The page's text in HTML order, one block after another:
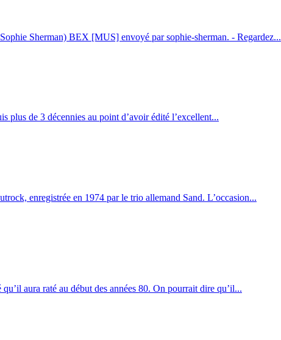
Sherman) BEX [MUS] envoyé par sophie-sherman. - Regardez...
de 3 décennies au point d’avoir édité l’excellent...
enregistrée en 1974 par le trio allemand Sand. L’occasion...
aura raté au début des années 80. On pourrait dire qu’il...